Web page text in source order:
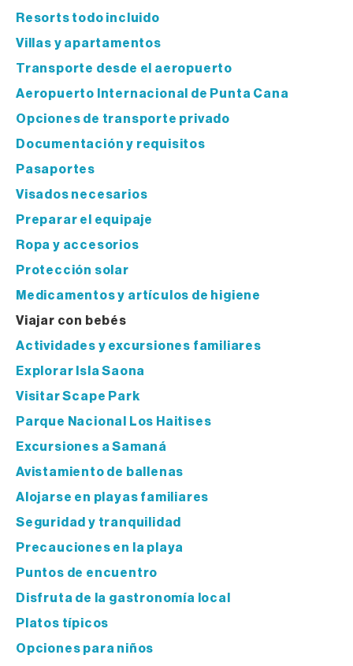
Resorts todo incluido
Villas y apartamentos
Transporte desde el aeropuerto
Aeropuerto Internacional de Punta Cana
Opciones de transporte privado
Documentación y requisitos
Pasaportes
Visados necesarios
Preparar el equipaje
Ropa y accesorios
Protección solar
Medicamentos y artículos de higiene
Viajar con bebés
Actividades y excursiones familiares
Explorar Isla Saona
Visitar Scape Park
Parque Nacional Los Haitises
Excursiones a Samaná
Avistamiento de ballenas
Alojarse en playas familiares
Seguridad y tranquilidad
Precauciones en la playa
Puntos de encuentro
Disfruta de la gastronomía local
Platos típicos
Opciones para niños